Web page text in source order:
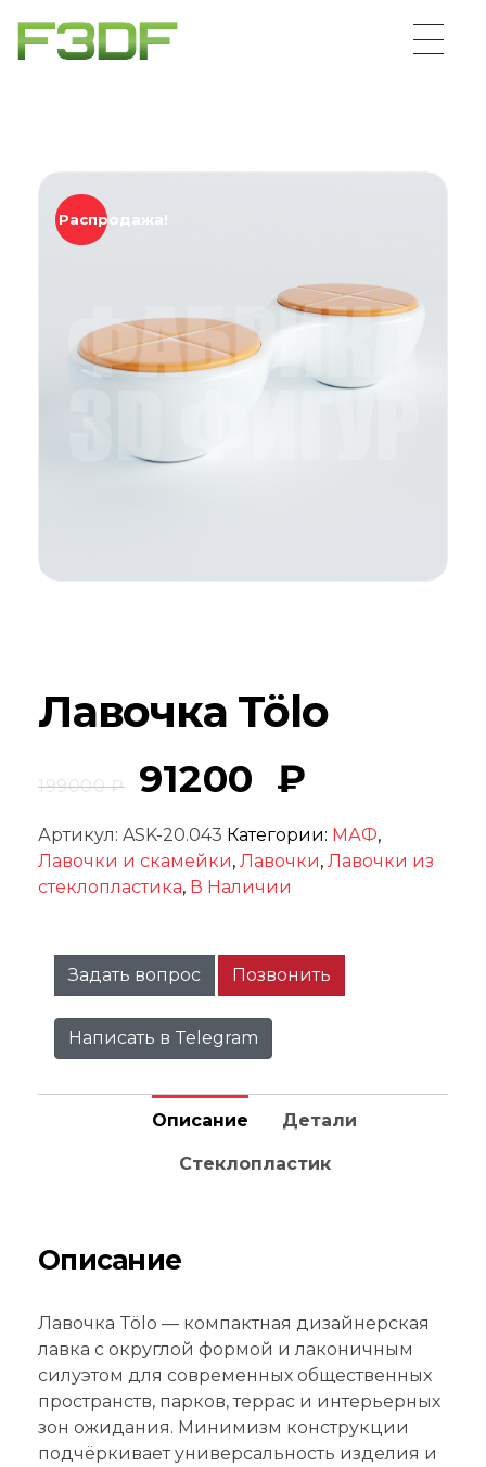
Распродажа!
Лавочка Tölo
199000₽ 91200 ₽
Артикул: ASK-20.043 Категории: МАФ,
Лавочки и скамейки, Лавочки, Лавочки из
стеклопластика, В Наличии
Задать вопрос Позвонить
Написать в Telegram
Описание Детали
Стеклопластик
Описание
Лавочка Tölo — компактная дизайнерская
лавка с округлой формой и лаконичным
силуэтом для современных общественных
пространств, парков, террас и интерьерных
зон ожидания. Минимизм конструкции
подчёркивает универсальность изделия и